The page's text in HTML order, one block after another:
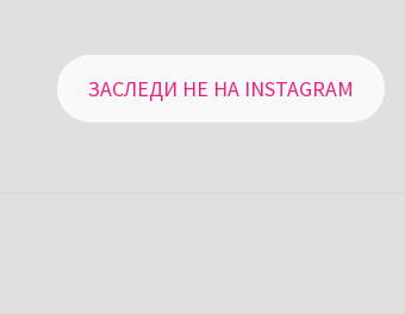
ЗАСЛЕДИ НЕ НА INSTAGRAM